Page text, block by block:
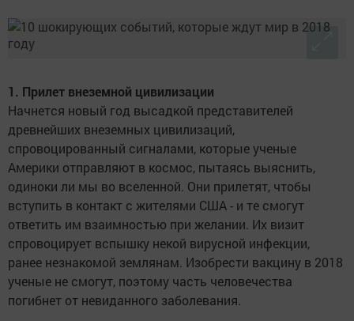
1. Прилет внеземной цивилизации
Начнется новый год высадкой представителей
древнейших внеземных цивилизаций,
спровоцированный сигналами, которые ученые
Америки отправляют в космос, пытаясь выяснить,
одиноки ли мы во вселенной. Они прилетят, чтобы
вступить в контакт с жителями США - и те смогут
ответить им взаимностью при желании. Их визит
спровоцирует вспышку некой вирусной инфекции,
ранее незнакомой землянам. Изобрести вакцину в 2018
ученые не смогут, поэтому часть человечества
погибнет от невиданного заболевания.